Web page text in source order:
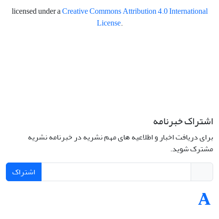
licensed under aCreative Commons Attribution 4.0 International
License.
اشتراک خبرنامه
برای دریافت اخبار و اطلاعیه های مهم نشریه در خبرنامه نشریه
مشترک شوید.
اشتراک